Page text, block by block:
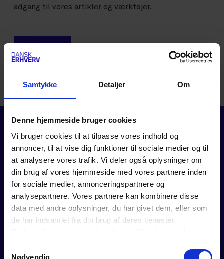
Samtykke Detaljer Om
Denne hjemmeside bruger cookies
Vi bruger cookies til at tilpasse vores indhold og
annoncer, til at vise dig funktioner til sociale medier og til
at analysere vores trafik. Vi deler også oplysninger om
din brug af vores hjemmeside med vores partnere inden
for sociale medier, annonceringspartnere og
analysepartnere. Vores partnere kan kombinere disse
data med andre oplysninger, du har givet dem, eller som
de har indsamlet fra din brug af deres tjenester.
Du kan til enhver tid ændre eller trække dit samtykke
hjørne på websitet.
Nødvendig
adgang til vores artikler og værktøjer.
LOG IND
Det er kun medlemmer af Dansk Erhverv, der har
adgang til vores artikler og værktøjer.
FOR MEDLEMMER
Rådgivning
Værktøjer
Kurser og events